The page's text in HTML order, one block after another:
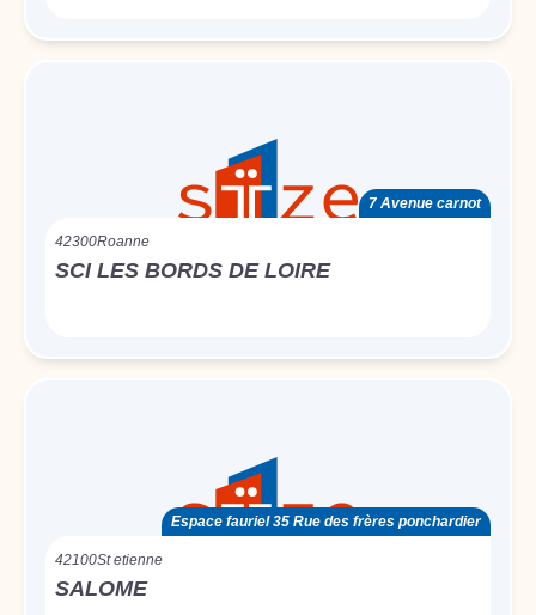
7 Avenue carnot
42300Roanne
SCI LES BORDS DE LOIRE
Espace fauriel 35 Rue des frères ponchardier
42100St etienne
SALOME